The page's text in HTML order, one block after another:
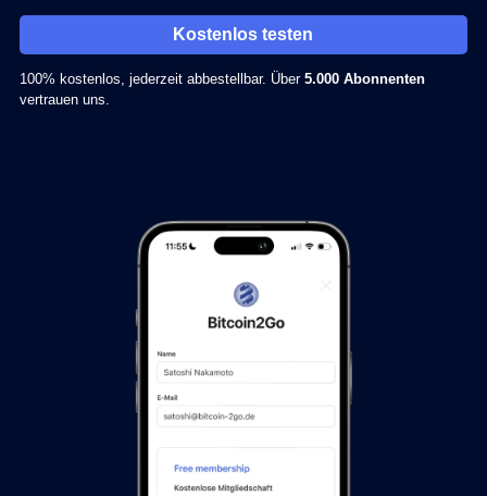
Kostenlos testen
100% kostenlos, jederzeit abbestellbar. Über 5.000 Abonnenten
vertrauen uns.